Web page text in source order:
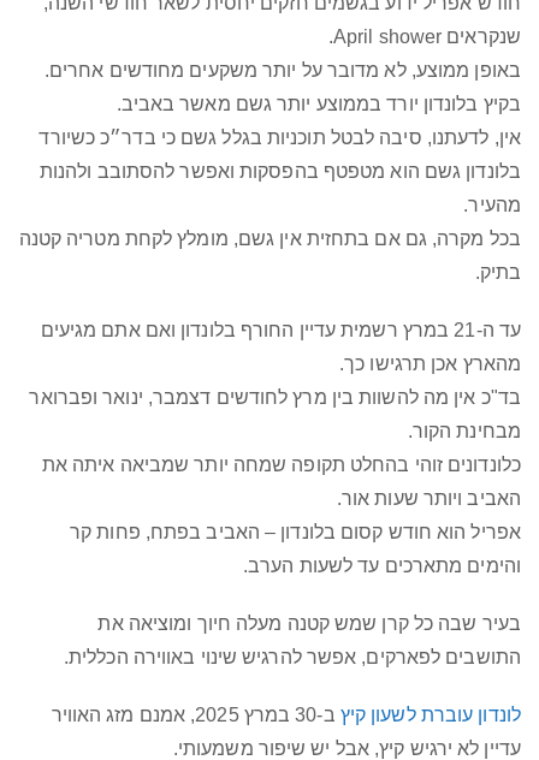
שנקראים April shower.
באופן ממוצע, לא מדובר על יותר משקעים מחודשים אחרים.
בקיץ בלונדון יורד בממוצע יותר גשם מאשר באביב.
אין, לדעתנו, סיבה לבטל תוכניות בגלל גשם כי בדר״כ כשיורד
בלונדון גשם הוא מטפטף בהפסקות ואפשר להסתובב ולהנות
מהעיר.
בכל מקרה, גם אם בתחזית אין גשם, מומלץ לקחת מטריה קטנה
בתיק.
עד ה-21 במרץ רשמית עדיין החורף בלונדון ואם אתם מגיעים
מהארץ אכן תרגישו כך.
בד"כ אין מה להשוות בין מרץ לחודשים דצמבר, ינואר ופברואר
מבחינת הקור.
כלונדונים זוהי בהחלט תקופה שמחה יותר שמביאה איתה את
האביב ויותר שעות אור.
אפריל הוא חודש קסום בלונדון – האביב בפתח, פחות קר
והימים מתארכים עד לשעות הערב.
בעיר שבה כל קרן שמש קטנה מעלה חיוך ומוציאה את
התושבים לפארקים, אפשר להרגיש שינוי באווירה הכללית.
לונדון עוברת לשעון קיץ
ב-30 במרץ 2025, אמנם מזג האוויר
עדיין לא ירגיש קיץ, אבל יש שיפור משמעותי.